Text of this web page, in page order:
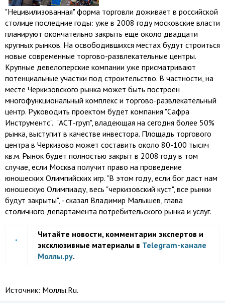
"Нецивилизованная" форма торговли доживает в российской
столице последние годы: уже в 2008 году московские власти
планируют окончательно закрыть еще около двадцати
крупных рынков. На освободившихся местах будут строиться
новые современные торгово-развлекательные центры.
Крупные девелоперские компании уже присматривают
потенциальные участки под строительство. В частности, на
месте Черкизовского рынка может быть построен
многофункциональный комплекс и торгово-развлекательный
центр. Руководить проектом будет компания "Сафра
Инструментс". "АСТ-груп", владеющая на сегодня более 50%
рынка, выступит в качестве инвестора. Площадь торгового
центра в Черкизово может составить около 80-100 тысяч
кв.м. Рынок будет полностью закрыт в 2008 году в том
случае, если Москва получит право на проведение
юношеских Олимпийских игр. "В этом году, если бог даст нам
юношескую Олимпиаду, весь "черкизовский куст", все рынки
будут закрыты", - сказал Владимир Малышев, глава
столичного департамента потребительского рынка и услуг.
Читайте новости, комментарии экспертов и
эксклюзивные материалы в Telegram-канале
Моллы.ру.
Источник: Моллы.Ru.